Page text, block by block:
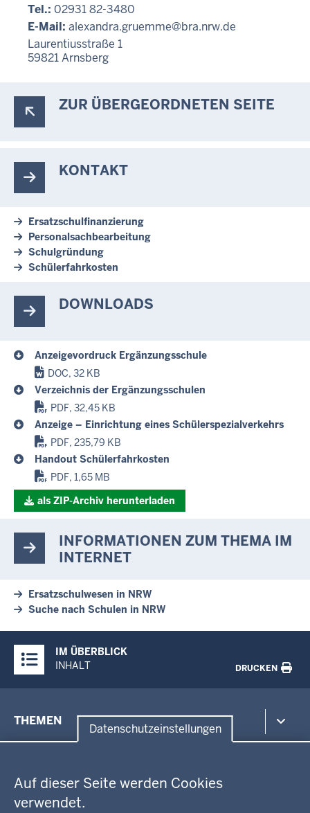
Datenschutzeinstellungen
Auf dieser Seite werden Cookies
verwendet.
Tel.: 02931 82-3480
E-Mail: alexandra.gruemme@bra.nrw.de
Laurentiusstraße 1
59821Arnsberg
ZUR ÜBERGEORDNETEN SEITE
KONTAKT
Ersatzschulfinanzierung
Personalsachbearbeitung
Schulgründung
Schülerfahrkosten
DOWNLOADS
Anzeigevordruck Ergänzungsschule
DOC, 32 KB
Verzeichnis der Ergänzungsschulen
PDF, 32,45 KB
Anzeige – Einrichtung eines Schülerspezialverkehrs
PDF, 235,79 KB
Handout Schülerfahrkosten
PDF, 1,65 MB
als ZIP-Archiv herunterladen
INFORMATIONEN ZUM THEMA IM
INTERNET
Ersatzschulwesen in NRW
Suche nach Schulen in NRW
Inhalte
IM ÜBERBLICK
INHALT
DRUCKEN
der
THEMEN
Kommunalaufsicht, Planung, Verkehr
Energie, Bergbau
Behördenleitung